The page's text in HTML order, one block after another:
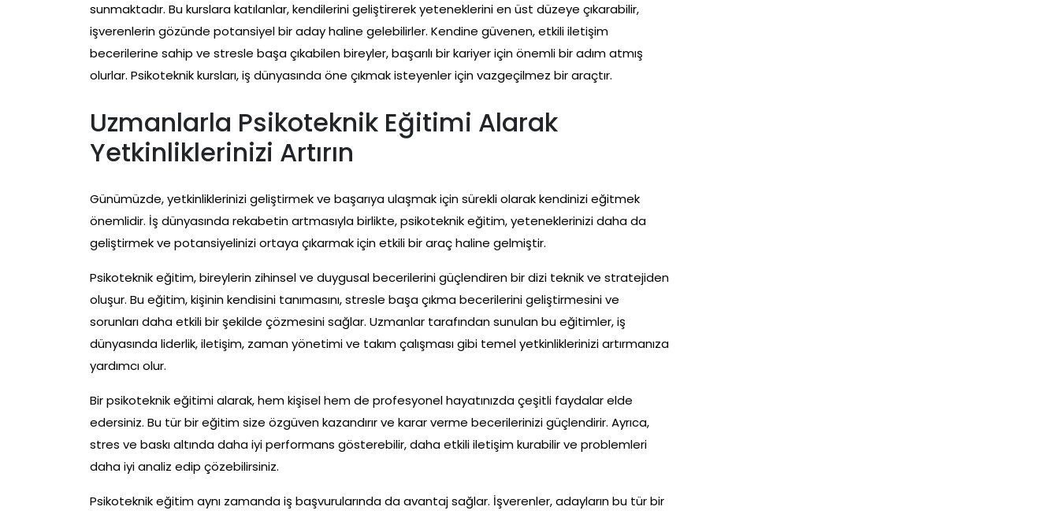
sunmaktadır. Bu kurslara katılanlar, kendilerini geliştirerek yeteneklerini en üst düzeye çıkarabilir,
işverenlerin gözünde potansiyel bir aday haline gelebilirler. Kendine güvenen, etkili iletişim
becerilerine sahip ve stresle başa çıkabilen bireyler, başarılı bir kariyer için önemli bir adım atmış
olurlar. Psikoteknik kursları, iş dünyasında öne çıkmak isteyenler için vazgeçilmez bir araçtır.
Uzmanlarla Psikoteknik Eğitimi Alarak
Yetkinliklerinizi Artırın
Günümüzde, yetkinliklerinizi geliştirmek ve başarıya ulaşmak için sürekli olarak kendinizi eğitmek
önemlidir. İş dünyasında rekabetin artmasıyla birlikte, psikoteknik eğitim, yeteneklerinizi daha da
geliştirmek ve potansiyelinizi ortaya çıkarmak için etkili bir araç haline gelmiştir.
Psikoteknik eğitim, bireylerin zihinsel ve duygusal becerilerini güçlendiren bir dizi teknik ve stratejiden
oluşur. Bu eğitim, kişinin kendisini tanımasını, stresle başa çıkma becerilerini geliştirmesini ve
sorunları daha etkili bir şekilde çözmesini sağlar. Uzmanlar tarafından sunulan bu eğitimler, iş
dünyasında liderlik, iletişim, zaman yönetimi ve takım çalışması gibi temel yetkinliklerinizi artırmanıza
yardımcı olur.
Bir psikoteknik eğitimi alarak, hem kişisel hem de profesyonel hayatınızda çeşitli faydalar elde
edersiniz. Bu tür bir eğitim size özgüven kazandırır ve karar verme becerilerinizi güçlendirir. Ayrıca,
stres ve baskı altında daha iyi performans gösterebilir, daha etkili iletişim kurabilir ve problemleri
daha iyi analiz edip çözebilirsiniz.
Psikoteknik eğitim aynı zamanda iş başvurularında da avantaj sağlar. İşverenler, adayların bu tür bir